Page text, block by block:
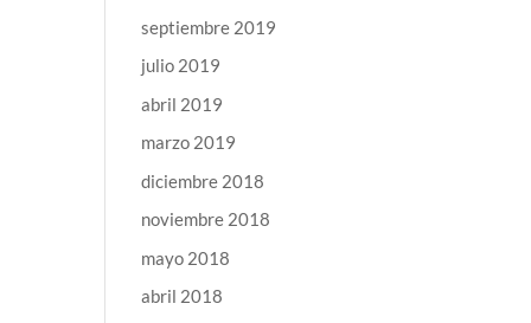
septiembre 2019
julio 2019
abril 2019
marzo 2019
diciembre 2018
noviembre 2018
mayo 2018
abril 2018